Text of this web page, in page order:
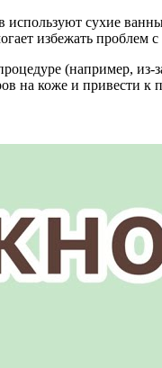
сухие
избежать проблем
(например, из-
на коже и привести к